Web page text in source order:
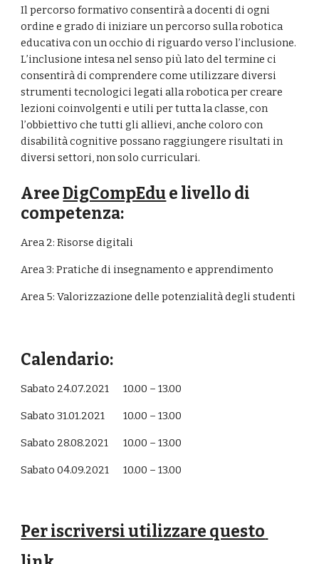
Il percorso formativo consentirà a docenti di ogni
ordine e grado di iniziare un percorso sulla robotica
educativa con un occhio di riguardo verso l’inclusione.
L’inclusione intesa nel senso più lato del termine ci
consentirà di comprendere come utilizzare diversi
strumenti tecnologici legati alla robotica per creare
lezioni coinvolgenti e utili per tutta la classe, con
l’obbiettivo che tutti gli allievi, anche coloro con
disabilità cognitive possano raggiungere risultati in
diversi settori, non solo curriculari.
Aree DigCompEdu e livello di
competenza:
Area 2: Risorse digitali
Area 3: Pratiche di insegnamento e apprendimento
Area 5: Valorizzazione delle potenzialità degli studenti
Calendario:
Sabato 24.07.2021 10.00 – 13.00
Sabato 31.01.2021 10.00 – 13.00
Sabato 28.08.2021 10.00 – 13.00
Sabato 04.09.2021 10.00 – 13.00
Per iscriversi utilizzare questo